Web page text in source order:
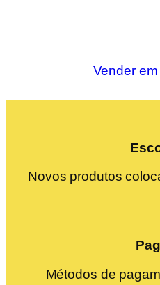
Vender
Novos produtos
Métodos de